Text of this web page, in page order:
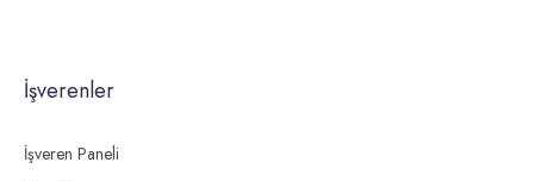
İşverenler
İşveren Paneli